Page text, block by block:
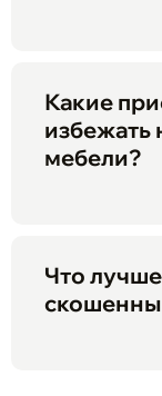
Какие
избежать
мебели?
Что